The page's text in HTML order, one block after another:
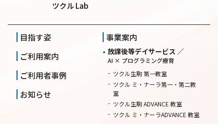
ツクル Lab
目指す姿
ご利用案内
ご利用者事例
お知らせ
事業案内
放課後等デイサービス ／
AI × プログラミング療育
ツクル生駒 第一教室
ツクル ミ・ナーラ第一・第二教
室
ツクル生駒 ADVANCE 教室
ツクル ミ・ナーラADVANCE 教室